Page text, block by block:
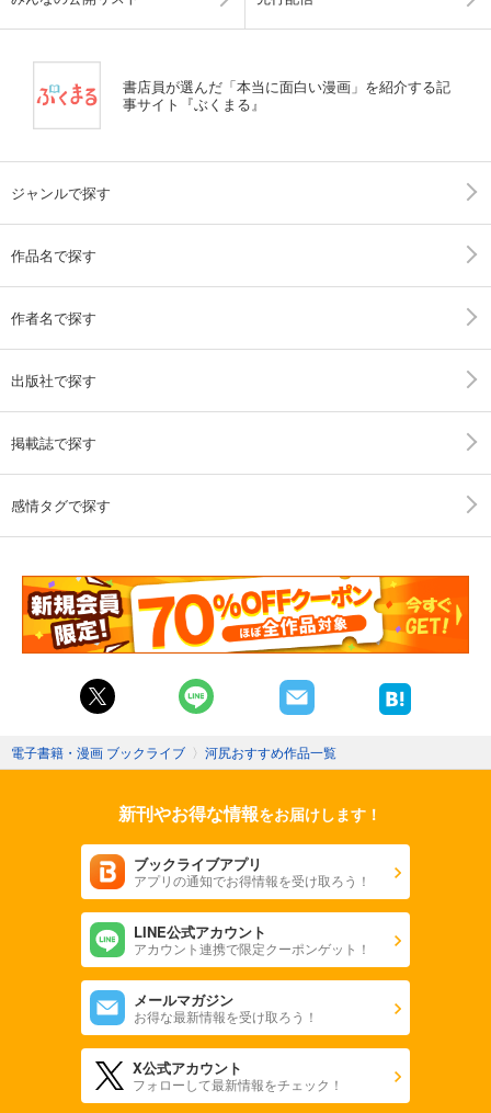
書店員が選んだ「本当に面白い漫画」を紹介する記
事サイト『ぶくまる』
ジャンルで探す
作品名で探す
作者名で探す
出版社で探す
掲載誌で探す
感情タグで探す
電子書籍・漫画 ブックライブ 〉 河尻おすすめ作品一覧
新刊やお得な情報をお届けします！
ブックライブアプリ
アプリの通知でお得情報を受け取ろう！
LINE公式アカウント
アカウント連携で限定クーポンゲット！
メールマガジン
お得な最新情報を受け取ろう！
X公式アカウント
フォローして最新情報をチェック！